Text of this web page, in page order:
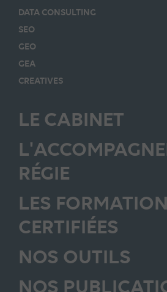
DATA CONSULTING
SEO
GEO
GEA
CREATIVES
LE CABINET
RÉGIE
LES
CERTIFIÉES
NOS OUTILS
NOS